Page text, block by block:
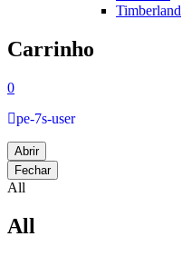
Timberland
Carrinho
0
pe-7s-user
Abrir
Fechar
All
All